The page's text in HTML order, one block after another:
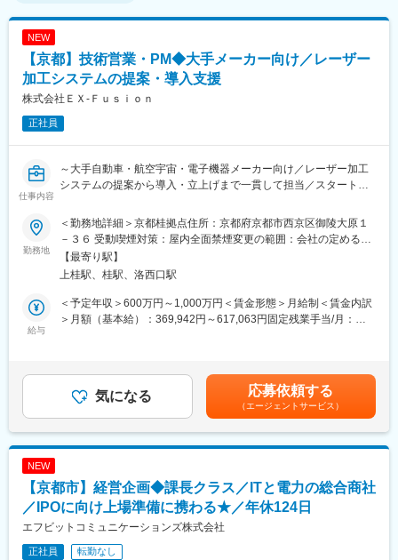
NEW
【京都】技術営業・PM◆大手メーカー向け／レーザー
加工システムの提案・導入支援
株式会社ＥＸ‐Ｆｕｓｉｏｎ
正社員
仕事内容
～大手自動車・航空宇宙・電子機器メーカー向け／レーザー加工
システムの提案から導入・立上げまで一貫して担当／スタートア
OK～
当社は最先端のレーザー技術を活用し、自動車、航空宇宙、電子
機器など、日本のモノづくりを支える幅広い製造業のお客様に対
して最適な加工ソリューションを提供しています。
今回募集するのは、お客様の抱える製造現場の課題を深く理解
し、最適な設備・システムを提案しながら、受注後の導入プロジ
の経験を活かし、次世代のデファクトスタンダードとなる最先端
技術の事業拡大に挑戦したい方を歓迎します。
るポジションです）
■業務詳細：
・製造現場や生産工程における課題のヒアリング
勤務地
＜勤務地詳細＞京都桂拠点住所：京都府京都市西京区御陵大原１
－３６ 受動喫煙対策：屋内全面禁煙変更の範囲：会社の定める事
業所（リモートワーク含む）
【最寄り駅】
上桂駅、桂駅、洛西口駅
給与
＜予定年収＞600万円～1,000万円＜賃金形態＞月給制＜賃金内訳
＞月額（基本給）：369,942円～617,063円固定残業手当/月：
経験、能力、前職給与を考慮し、当社規定により決定します。賃
金はあくまでも目安の金額であり、選考を通じて上下する可能性
があります。月給(月額)は固定手当を含めた表記です。
気になる 応募依頼する
（エージェントサービス）
NEW
【京都市】経営企画◆課長クラス／ITと電力の総合商社
／IPOに向け上場準備に携わる★／年休124日
エフビットコミュニケーションズ株式会社
正社員 転勤なし